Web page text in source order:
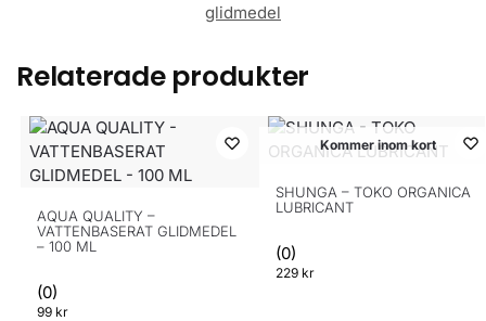
glidmedel
Relaterade produkter
AQUA QUALITY –
VATTENBASERAT GLIDMEDEL
– 100 ML
(0)
99 kr
Kommer inom kort
SHUNGA – TOKO ORGANICA
LUBRICANT
(0)
229 kr